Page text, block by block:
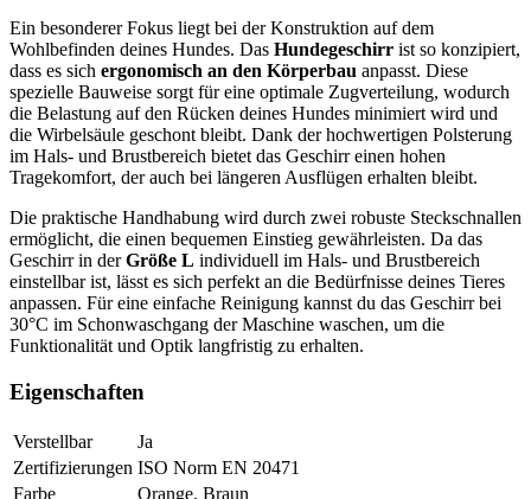
Ein besonderer Fokus liegt bei der Konstruktion auf dem
Wohlbefinden deines Hundes. Das Hundegeschirr ist so konzipiert,
dass es sich ergonomisch an den Körperbau anpasst. Diese
spezielle Bauweise sorgt für eine optimale Zugverteilung, wodurch
die Belastung auf den Rücken deines Hundes minimiert wird und
die Wirbelsäule geschont bleibt. Dank der hochwertigen Polsterung
im Hals- und Brustbereich bietet das Geschirr einen hohen
Tragekomfort, der auch bei längeren Ausflügen erhalten bleibt.
Die praktische Handhabung wird durch zwei robuste Steckschnallen
ermöglicht, die einen bequemen Einstieg gewährleisten. Da das
Geschirr in derGröße L individuell im Hals- und Brustbereich
einstellbar ist, lässt es sich perfekt an die Bedürfnisse deines Tieres
anpassen. Für eine einfache Reinigung kannst du das Geschirr bei
30°C im Schonwaschgang der Maschine waschen, um die
Funktionalität und Optik langfristig zu erhalten.
Eigenschaften
Verstellbar
Ja
Zertifizierungen ISO Norm EN 20471
Farbe
Orange, Braun